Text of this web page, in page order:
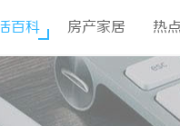
百科 房产家居 热